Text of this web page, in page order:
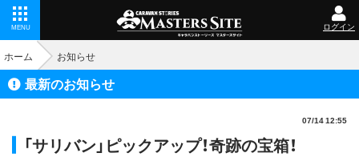
MENU ログイン
ホーム お知らせ
最新のお知らせ
07/14 12:55
「サリバン」ピックアップ！奇跡の宝箱！